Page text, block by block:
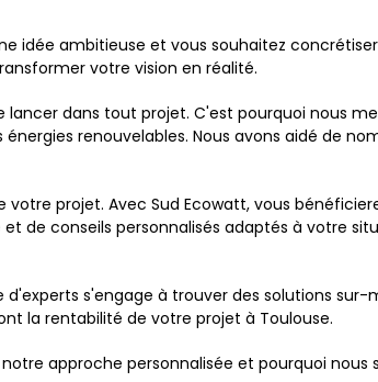
idée ambitieuse et vous souhaitez
votre vision en réalité.
dans tout projet. C'est pourquoi nous
renouvelables. Nous avons aidé de
projet. Avec Sud Ecowatt, vous
de conseils personnalisés adaptés à votre
s'engage à trouver des solutions sur-
la rentabilité de votre projet à Toulouse.
approche personnalisée et pourquoi nous